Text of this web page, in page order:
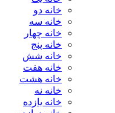
خانه دو
خانه سه
خانه چهار
خانه پنج
خانه شش
خانه هفت
خانه هشت
خانه نه
خانه یازده